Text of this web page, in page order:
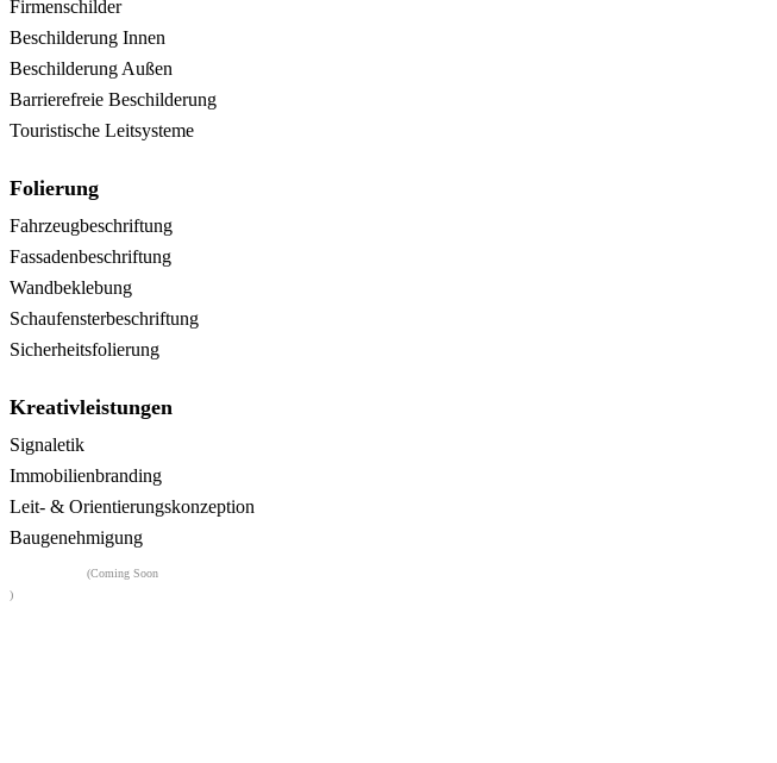
Firmenschilder
Beschilderung Innen
Beschilderung Außen
Barrierefreie Beschilderung
Touristische Leitsysteme
Folierung
Fahrzeugbeschriftung
Fassadenbeschriftung
Wandbeklebung
Schaufensterbeschriftung
Sicherheitsfolierung
Kreativleistungen
Signaletik
Immobilienbranding
Leit- & Orientierungskonzeption
Baugenehmigung
(Coming Soon
)